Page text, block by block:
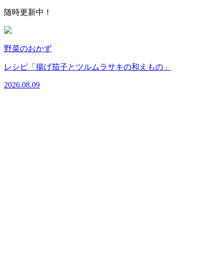
随時更新中 ！
野菜のおかず
レシピ「揚げ茄子とツルムラサキの和えもの」
2026.08.09